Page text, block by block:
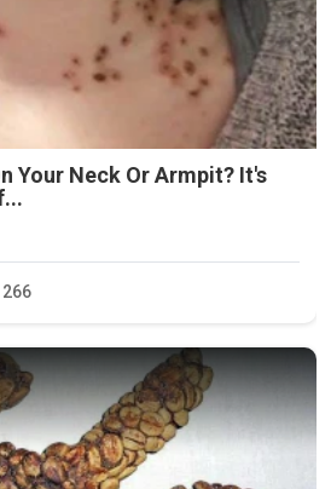
Your Neck Or Armpit? It's
266